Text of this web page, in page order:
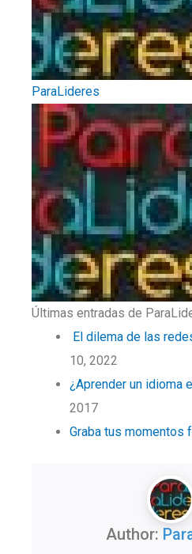
ParaLideres
Últimas entradas de
El dilema de las
10, 2022
¿Aprender un idioma
2017
Graba tus momentos
Author: